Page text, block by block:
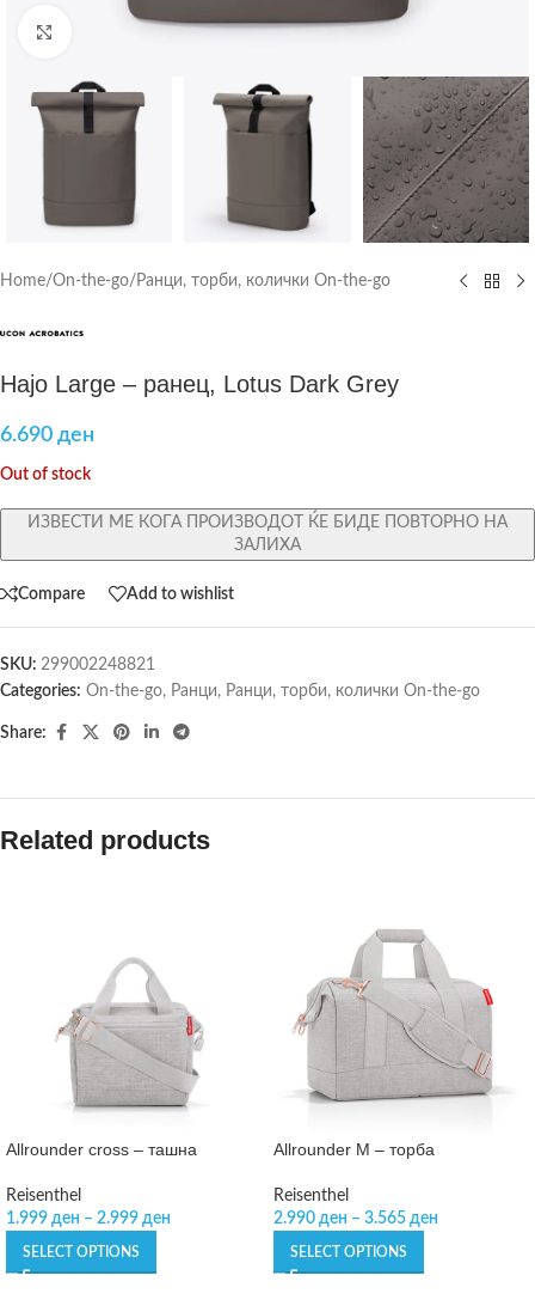
Home/On-the-go/ Ранци, торби, колички On-the-go
Hajo Large – ранец, Lotus Dark Grey
6.690 ден
Out of stock
ИЗВЕСТИ МЕ КОГА ПРОИЗВОДОТ ЌЕ БИДЕ ПОВТОРНО НА
ЗАЛИХА
Compare Add to wishlist
SKU: 299002248821
Categories: On-the-go, Ранци, Ранци, торби, колички On-the-go
Share:
Related products
Allrounder cross – ташна
Reisenthel
1.999 ден – 2.999 ден
SELECT OPTIONS
Allrounder M – торба
Reisenthel
2.990 ден – 3.565 ден
SELECT OPTIONS